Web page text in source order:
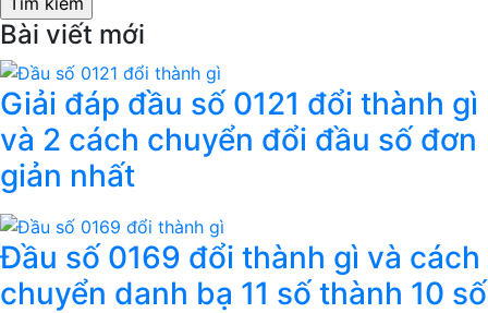
Bài viết mới
Giải đáp đầu số 0121 đổi thành gì
và 2 cách chuyển đổi đầu số đơn
giản nhất
Đầu số 0169 đổi thành gì và cách
chuyển danh bạ 11 số thành 10 số